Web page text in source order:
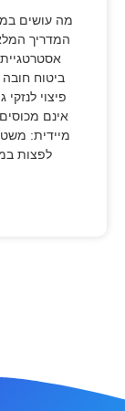
מה עושים
אסטרטגיית
פיצוי
אינם
מיידית:
לפצות במקרים